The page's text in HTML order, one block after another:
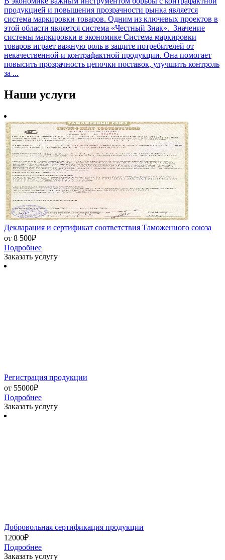
продукцией и повышения прозрачности рынка является
система маркировки товаров. Одним из ключевых проектов в
этой области является система «Честный Знак». Значение
системы маркировки в экономике Система маркировки
товаров играет важную роль в защите потребителей от
некачественной и контрафактной продукции. Она помогает
повысить прозрачность цепочки поставок, улучшить контроль
за ...
Наши услуги
Декларация и сертификат соответствия Таможенного союза
от 8 500₽
Подробнее
Заказать услугу
Регистрация продукции
от 55000₽
Подробнее
Заказать услугу
Добровольная сертификация продукции
12000₽
Подробнее
Заказать услугу